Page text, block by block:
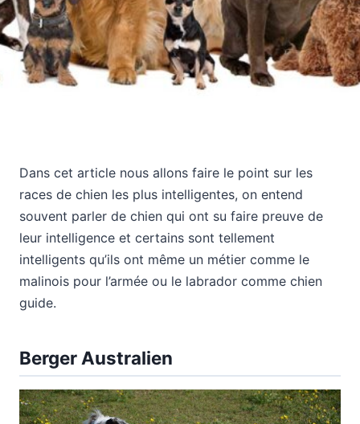
Dans cet article nous allons faire le point sur les
races de chien les plus intelligentes, on entend
souvent parler de chien qui ont su faire preuve de
leur intelligence et certains sont tellement
intelligents qu’ils ont même un métier comme le
malinois pour l’armée ou le labrador comme chien
guide.
Berger Australien